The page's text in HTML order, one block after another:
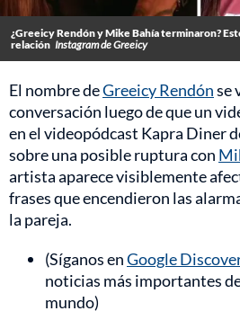
¿Greeicy Rendón y Mike Bahía terminaron?
relación Instagram de Greeicy
El nombre deGreeicy Rendónse
conversación luego de que un
en el videopódcast Kapra Diner
sobre una posible ruptura con
artista aparece visiblemente
frases que encendieron las
la pareja.
(Síganos enGoogle
noticias más importantes
mundo)